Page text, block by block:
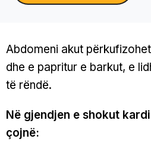
Abdomeni akut
dhe e papritur e barkut, e
të rëndë.
Në gjendjen e shokut
çojnë: